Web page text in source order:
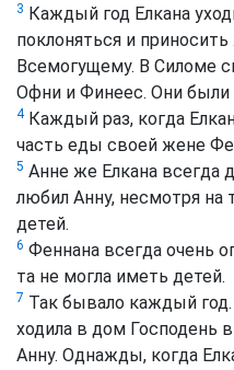
3 Каждый год Елкана
поклоняться и
Всемогущему. В Силоме
Офни и Финеес. Они
4Каждый раз, когда
часть еды своей жене
5 Анне же Елкана всегда
любил Анну, несмотря на
детей.
6 Феннана всегда очень
та не могла иметь детей.
7 Так бывало каждый
ходила в дом Господень
Анну. Однажды, когда